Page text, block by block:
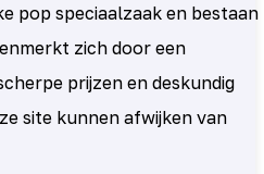
pop speciaalzaak en bestaan
zich door een
prijzen en deskundig
site kunnen afwijken van